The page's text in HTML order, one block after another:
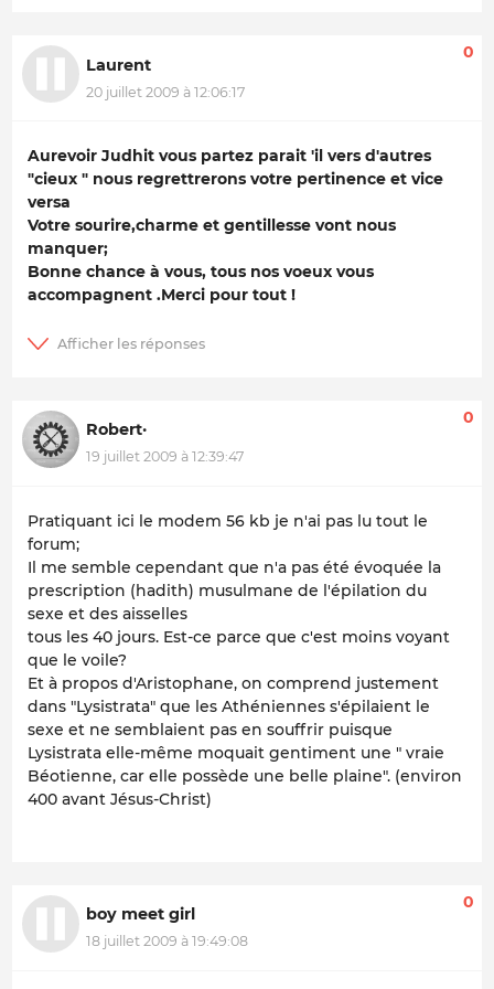
Laurent
20 juillet 2009 à 12:06:17
0
Aurevoir Judhit vous partez parait 'il vers d'autres
"cieux " nous regrettrerons votre pertinence et vice
versa
Votre sourire,charme et gentillesse vont nous
manquer;
Bonne chance à vous, tous nos voeux vous
accompagnent .Merci pour tout !
Robert·
19 juillet 2009 à 12:39:47
0
Pratiquant ici le modem 56 kb je n'ai pas lu tout le
forum;
Il me semble cependant que n'a pas été évoquée la
prescription (hadith) musulmane de l'épilation du
sexe et des aisselles
tous les 40 jours. Est-ce parce que c'est moins voyant
que le voile?
Et à propos d'Aristophane, on comprend justement
dans "Lysistrata" que les Athéniennes s'épilaient le
sexe et ne semblaient pas en souffrir puisque
Lysistrata elle-même moquait gentiment une " vraie
Béotienne, car elle possède une belle plaine". (environ
400 avant Jésus-Christ)
boy meet girl
18 juillet 2009 à 19:49:08
0